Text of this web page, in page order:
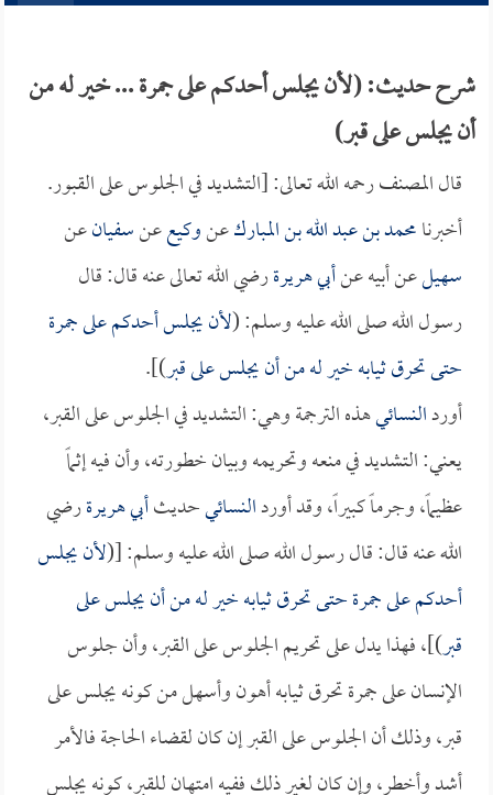
شرح حديث: (لأن يجلس أحدكم على جمرة ... خير له من
أن يجلس على قبر)
قال المصنف رحمه الله تعالى: [التشديد في الجلوس على القبور.
أخبرنامحمد بن عبد الله بن المباركعنوكيععنسفيانعن
سهيلعن أبيه عنأبي هريرةرضي الله تعالى عنه قال: قال
رسول الله صلى الله عليه وسلم: (لأن يجلس أحدكم على جمرة
حتى تحرق ثيابه خير له من أن يجلس على قبر)].
أوردالنسائيهذه الترجمة وهي: التشديد في الجلوس على القبر،
يعني: التشديد في منعه وتحريمه وبيان خطورته، وأن فيه إثماً
عظيماً، وجرماً كبيراً، وقد أوردالنسائيحديثأبي هريرةرضي
الله عنه قال: قال رسول الله صلى الله عليه وسلم: [(لأن يجلس
أحدكم على جمرة حتى تحرق ثيابه خير له من أن يجلس على
قبر)]، فهذا يدل على تحريم الجلوس على القبر، وأن جلوس
الإنسان على جمرة تحرق ثيابه أهون وأسهل من كونه يجلس على
قبر، وذلك أن الجلوس على القبر إن كان لقضاء الحاجة فالأمر
أشد وأخطر، وإن كان لغير ذلك ففيه امتهان للقبر، كونه يجلس